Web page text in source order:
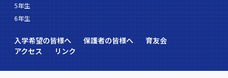
5年生
6年生
入学希望の皆様へ 保護者の皆様へ
育友会
アクセス
リンク